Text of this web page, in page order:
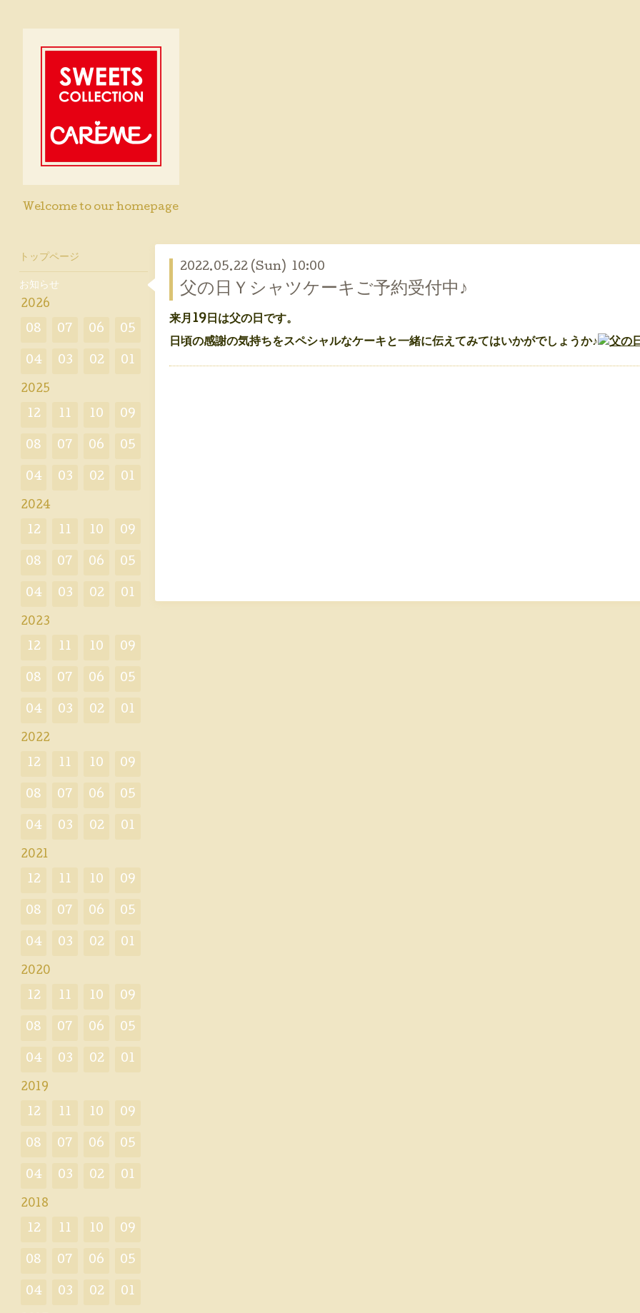
Welcome to our homepage
2022.05.22 (Sun) 10:00
父の日Ｙシャツケーキご予約受付中♪
来月19日は父の日です。
日頃の感謝の気持ちをスペシャルなケーキと一緒に伝えてみてはいかがでしょうか♪
トップページ
お知らせ
2026
08 07 06 05
04 03 02 01
2025
12 11 10 09
08 07 06 05
04 03 02 01
2024
12 11 10 09
08 07 06 05
04 03 02 01
2023
12 11 10 09
08 07 06 05
04 03 02 01
2022
12 11 10 09
08 07 06 05
04 03 02 01
2021
12 11 10 09
08 07 06 05
04 03 02 01
2020
12 11 10 09
08 07 06 05
04 03 02 01
2019
12 11 10 09
08 07 06 05
04 03 02 01
2018
12 11 10 09
08 07 06 05
04 03 02 01